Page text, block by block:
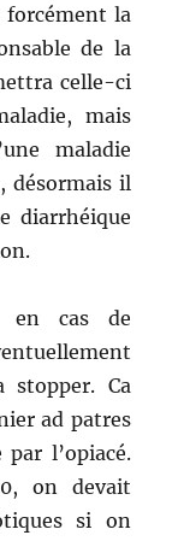
forcément la
de la
celle-ci
mais
maladie
désormais il
diarrhéique
en cas de
stopper. Ca
ad patres
l’opiacé.
on devait
si on